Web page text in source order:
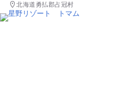
北海道勇払郡占冠村